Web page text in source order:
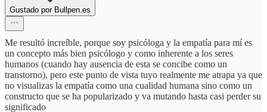
Gustado por Bullpen.es
Me resultó increíble, porque soy psicóloga y la empatía para mí es
un concepto más bien psicólogo y como inherente a los seres
humanos (cuando hay ausencia de esta se concibe como un
transtorno), pero este punto de vista tuyo realmente me atrapa ya que
no visualizas la empatía como una cualidad humana sino como un
constructo que se ha popularizado y va mutando hasta casi perder su
significado